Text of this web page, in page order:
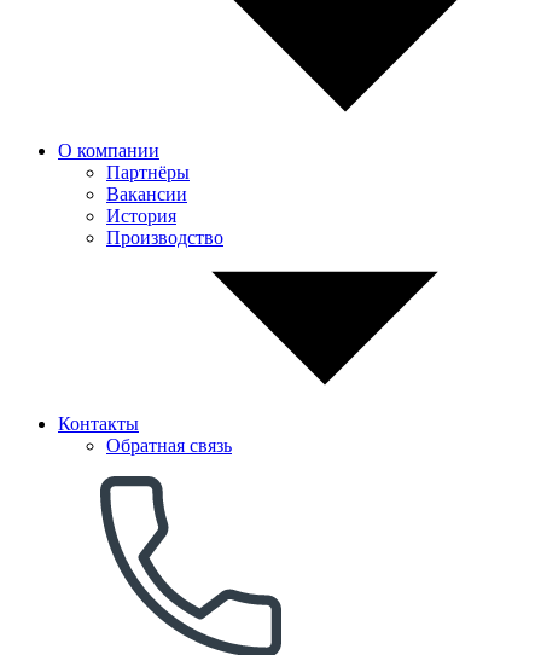
О компании
Партнёры
Вакансии
История
Производство
Контакты
Обратная связь